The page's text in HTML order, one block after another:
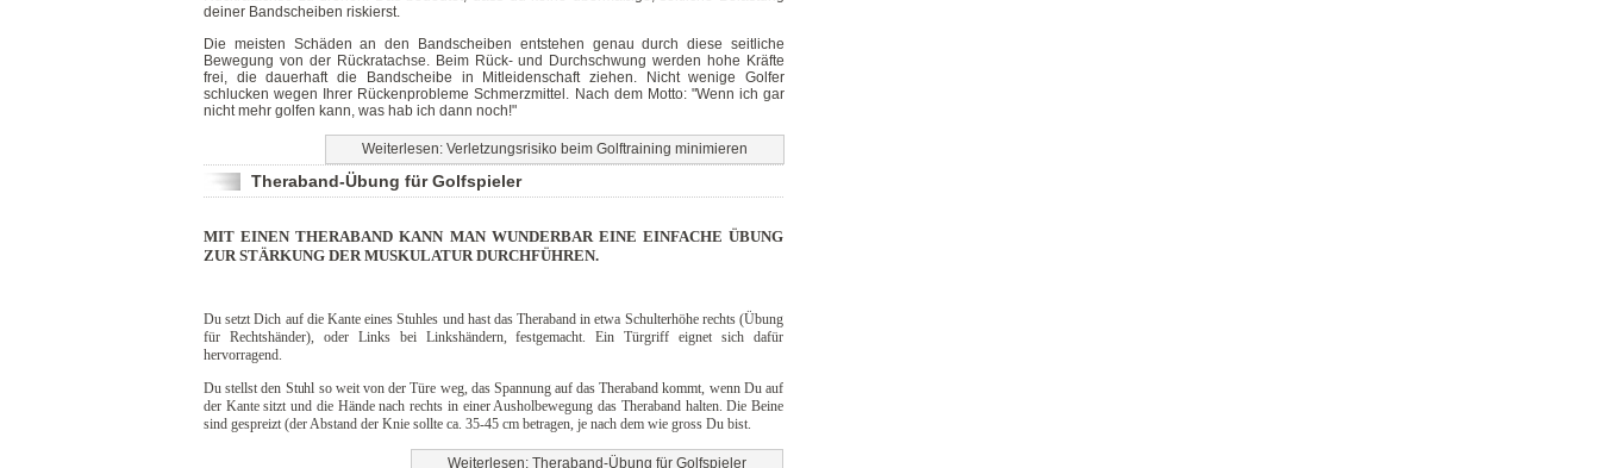
deiner Bandscheiben riskierst.
Die meisten Schäden an den Bandscheiben entstehen genau durch diese seitliche
Bewegung von der Rückratachse. Beim Rück- und Durchschwung werden hohe Kräfte
frei, die dauerhaft die Bandscheibe in Mitleidenschaft ziehen. Nicht wenige Golfer
schlucken wegen Ihrer Rückenprobleme Schmerzmittel. Nach dem Motto: "Wenn ich gar
nicht mehr golfen kann, was hab ich dann noch!"
Weiterlesen: Verletzungsrisiko beim Golftraining minimieren
Theraband-Übung für Golfspieler
MIT EINEN THERABAND KANN MAN WUNDERBAR EINE EINFACHE ÜBUNG
ZUR STÄRKUNG DER MUSKULATUR DURCHFÜHREN.
Du setzt Dich auf die Kante eines Stuhles und hast das Theraband in etwa Schulterhöhe rechts (Übung
für Rechtshänder), oder Links bei Linkshändern, festgemacht. Ein Türgriff eignet sich dafür
hervorragend.
Du stellst den Stuhl so weit von der Türe weg, das Spannung auf das Theraband kommt, wenn Du auf
der Kante sitzt und die Hände nach rechts in einer Ausholbewegung das Theraband halten. Die Beine
sind gespreizt (der Abstand der Knie sollte ca. 35-45 cm betragen, je nach dem wie gross Du bist.
Weiterlesen: Theraband-Übung für Golfspieler